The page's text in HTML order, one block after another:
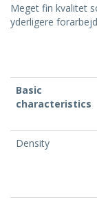
Meget fin kvalitet
yderligere
Basic
characteristics
Density